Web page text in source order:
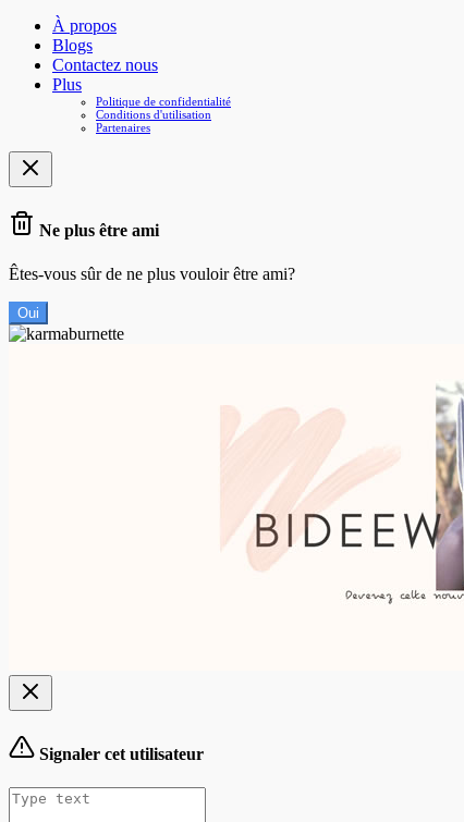
À propos
Blogs
Contactez nous
Plus
Politique de confidentialité
Conditions d'utilisation
Partenaires
Ne plus être ami
Êtes-vous sûr de ne plus vouloir être ami?
Oui
Signaler cet utilisateur